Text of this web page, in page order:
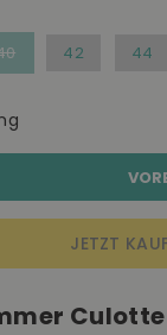
42 44
JETZT
Culotte